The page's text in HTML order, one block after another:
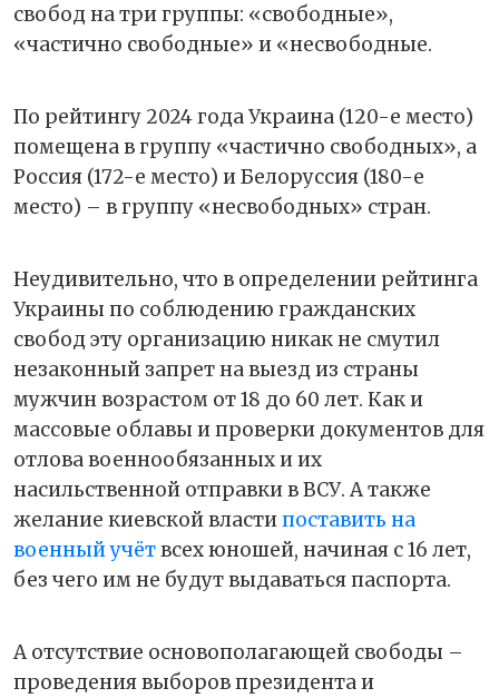
свобод на три группы: «свободные»,
«частично свободные» и «несвободные.
По рейтингу 2024 года Украина (120-е место)
помещена в группу «частично свободных», а
Россия (172-е место) и Белоруссия (180-е
место) – в группу «несвободных» стран.
Неудивительно, что в определении рейтинга
Украины по соблюдению гражданских
свобод эту организацию никак не смутил
незаконный запрет на выезд из страны
мужчин возрастом от 18 до 60 лет. Как и
массовые облавы и проверки документов для
отлова военнообязанных и их
насильственной отправки в ВСУ. А также
желание киевской властипоставить на
военный учётвсех юношей, начиная с 16 лет,
без чего им не будут выдаваться паспорта.
А отсутствие основополагающей свободы –
проведения выборов президента и